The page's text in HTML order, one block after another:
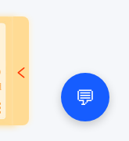
💬